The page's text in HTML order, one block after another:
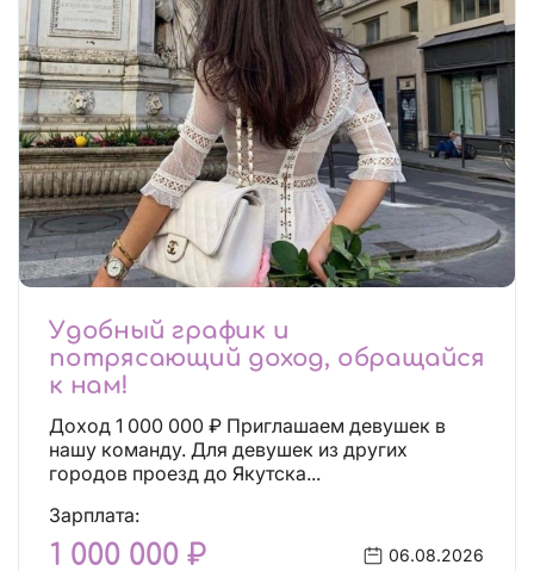
Удобный график и
потрясающий доход, обращайся
к нам!
Доход 1 000 000 ₽ Приглашаем девушек в
нашу команду. Для девушек из других
городов проезд до Якутска...
Зарплата:
1 000 000 ₽ 06.08.2026